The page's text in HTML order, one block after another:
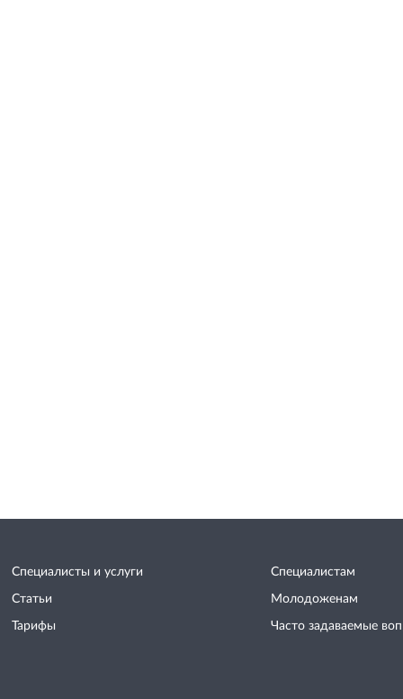
Специалисты и услуги
Статьи
Тарифы
Специалистам
Молодоженам
Часто задаваемые